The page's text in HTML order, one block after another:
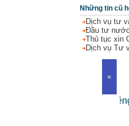
Những tin cũ
Dịch vụ tư
Đầu tư nước
Thủ tục xin
Dịch vụ Tư
«